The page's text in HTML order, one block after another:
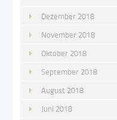
Dezember 2018
November 2018
Oktober 2018
September 2018
August 2018
Juni 2018